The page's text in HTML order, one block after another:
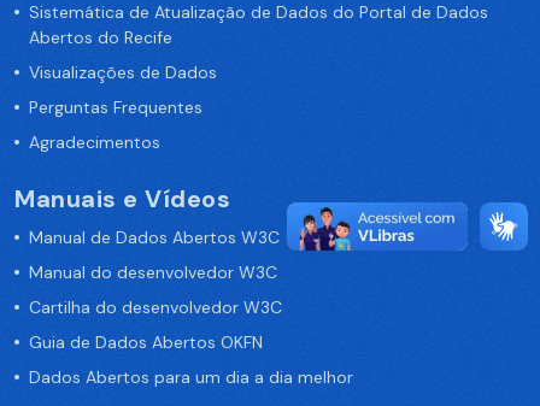
Sistemática de Atualização de Dados do Portal de Dados
Abertos do Recife
Visualizações de Dados
Perguntas Frequentes
Agradecimentos
Manuais e Vídeos
Manual de Dados Abertos W3C
Manual do desenvolvedor W3C
Cartilha do desenvolvedor W3C
Guia de Dados Abertos OKFN
Dados Abertos para um dia a dia melhor